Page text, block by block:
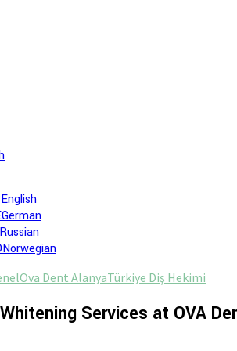
English
German
Russian
Norwegian
Ova Dent AlanyaTürkiye Diş Hekimi
Services at OVA